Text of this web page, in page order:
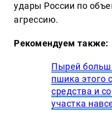
удары России по
агрессию.
Рекомендуем также:
Пырей
пшика этого
средства и
участка